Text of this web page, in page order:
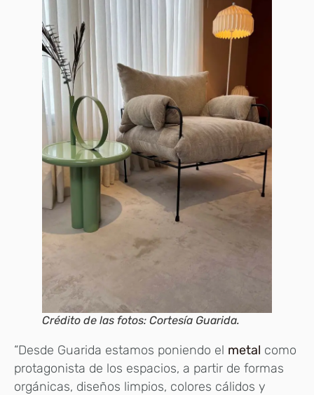
Crédito de las fotos: Cortesía Guarida.
“Desde Guarida estamos poniendo el metal como
protagonista de los espacios, a partir de formas
orgánicas, diseños limpios, colores cálidos y